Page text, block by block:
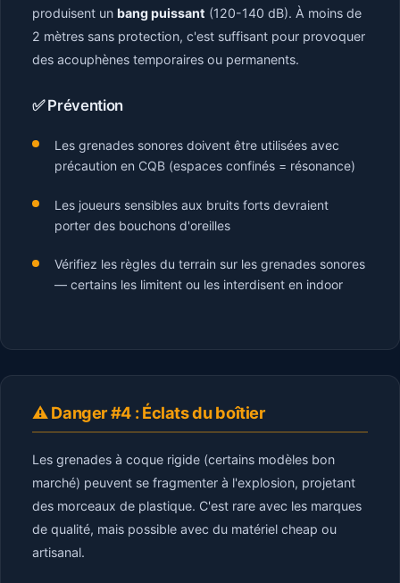
produisent un bang puissant (120-140 dB). À moins de
2 mètres sans protection, c'est suffisant pour provoquer
des acouphènes temporaires ou permanents.
✅ Prévention
Les grenades sonores doivent être utilisées avec
précaution en CQB (espaces confinés = résonance)
Les joueurs sensibles aux bruits forts devraient
porter des bouchons d'oreilles
Vérifiez les règles du terrain sur les grenades sonores
— certains les limitent ou les interdisent en indoor
⚠️ Danger #4 : Éclats du boîtier
Les grenades à coque rigide (certains modèles bon
marché) peuvent se fragmenter à l'explosion, projetant
des morceaux de plastique. C'est rare avec les marques
de qualité, mais possible avec du matériel cheap ou
artisanal.